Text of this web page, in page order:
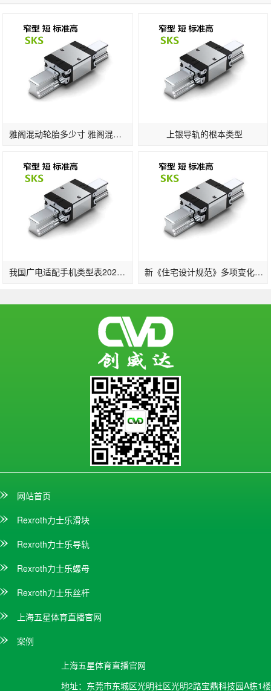
雅阁混动轮胎多少寸 雅阁混动版轮胎标准 上银导轨的根本类型
我国广电适配手机类型表2022一览：支撑的手机品牌及晋级时刻发布(2) 新《住宅设计规范》多项变化：2层及以上住宅设置电梯明确担架电梯尺寸…
网站首页
Rexroth力士乐滑块
Rexroth力士乐导轨
Rexroth力士乐螺母
Rexroth力士乐丝杆
上海五星体育直播官网
案例
上海五星体育直播官网
地址： 东莞市东城区光明社区光明2路宝鼎科技园A栋1楼